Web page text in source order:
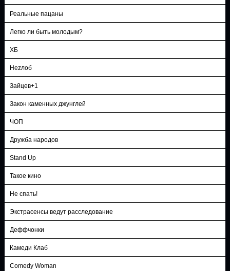
Реальные пацаны
Легко ли быть молодым?
ХБ
Неzлоб
Зайцев+1
Закон каменных джунглей
ЧОП
Дружба народов
Stand Up
Такое кино
Не спать!
Экстрасенсы ведут расследование
Деффчонки
Камеди Клаб
Comedy Woman